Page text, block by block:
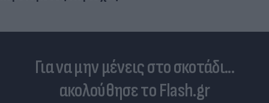
Για να μην μένεις στο σκοτάδι...
ακολούθησε το Flash.gr